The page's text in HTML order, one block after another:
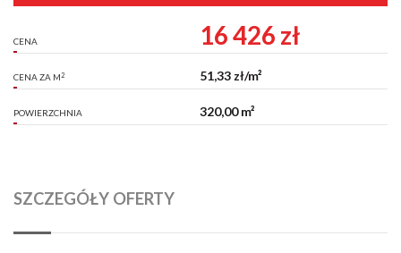
CENA 16 426 zł
CENA ZA M2 51,33 zł/m²
POWIERZCHNIA 320,00 m²
SZCZEGÓŁY OFERTY